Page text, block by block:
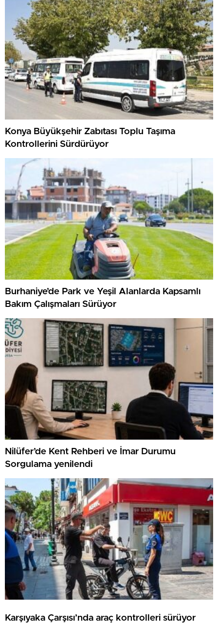
Konya Büyükşehir Zabıtası Toplu Taşıma
Kontrollerini Sürdürüyor
Burhaniye’de Park ve Yeşil Alanlarda Kapsamlı
Bakım Çalışmaları Sürüyor
Nilüfer’de Kent Rehberi ve İmar Durumu
Sorgulama yenilendi
Karşıyaka Çarşısı’nda araç kontrolleri sürüyor